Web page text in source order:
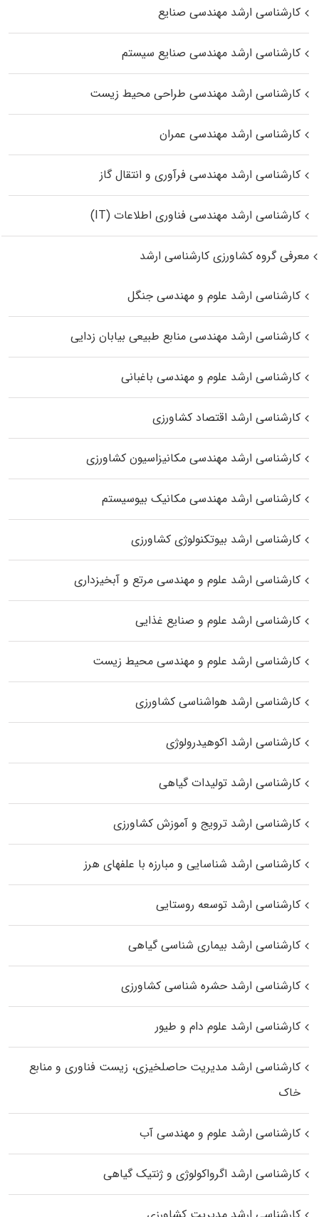
کارشناسی ارشد مهندسی صنایع
کارشناسی ارشد مهندسی صنایع سیستم
کارشناسی ارشد مهندسی طراحی محیط زیست
کارشناسی ارشد مهندسی عمران
کارشناسی ارشد مهندسی فرآوری و انتقال گاز
کارشناسی ارشد مهندسی فناوری اطلاعات (IT)
معرفی گروه کشاورزی کارشناسی ارشد
کارشناسی ارشد علوم و مهندسی جنگل
کارشناسی ارشد مهندسی منابع طبیعی بیابان زدایی
کارشناسی ارشد علوم و مهندسی باغبانی
کارشناسی ارشد اقتصاد کشاورزی
کارشناسی ارشد مهندسی مکانیزاسیون کشاورزی
کارشناسی ارشد مهندسی مکانیک بیوسیستم
کارشناسی ارشد بیوتکنولوژی کشاورزی
کارشناسی ارشد علوم و مهندسی مرتع و آبخیزداری
کارشناسی ارشد علوم و صنایع غذایی
کارشناسی ارشد علوم و مهندسی محیط زیست
کارشناسی ارشد هواشناسی کشاورزی
کارشناسی ارشد اکوهیدرولوژی
کارشناسی ارشد تولیدات گیاهی
کارشناسی ارشد ترویج و آموزش کشاورزی
کارشناسی ارشد شناسایی و مبارزه با علفهای هرز
کارشناسی ارشد توسعه روستایی
کارشناسی ارشد بیماری‌ شناسی گیاهی
کارشناسی ارشد حشره‌ شناسی کشاورزی
کارشناسی ارشد علوم دام و طیور
کارشناسی ارشد مدیریت حاصلخیزی، زیست فناوری و منابع
خاک
کارشناسی ارشد علوم و مهندسی آب
کارشناسی ارشد اگرواکولوژی و ژنتیک گیاهی